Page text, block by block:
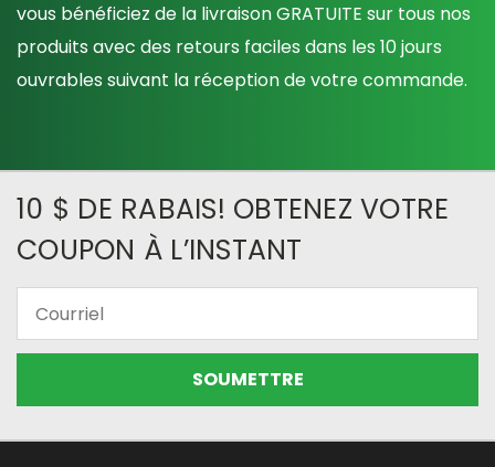
vous bénéficiez de la livraison GRATUITE sur tous nos
produits avec des retours faciles dans les 10 jours
ouvrables suivant la réception de votre commande.
10 $ DE RABAIS! OBTENEZ VOTRE
COUPON À L’INSTANT